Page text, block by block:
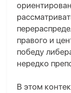
правого и
победу
нередко
В этом